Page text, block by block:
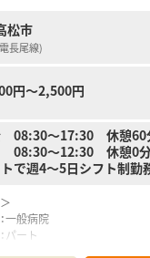
ェなどの地域貢献活動を行って
全店舗統一しており、分包機
ーコード照合監査システムを
希望休を出すことが出来るた
い環境が整っています。
参加することができます。
員配置については、1人当た
になるように配置されてます
きます。
オススメ＞
松市
長尾線)
円～2,500円
08:30～17:30 休憩60
～12:30 休憩0
で週4～5日シフト制勤
般病院
パート